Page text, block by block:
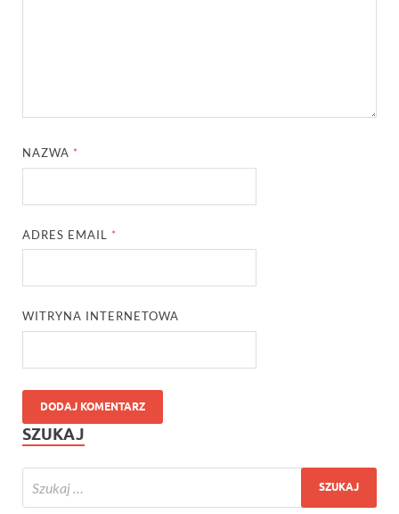
NAZWA *
ADRES EMAIL *
WITRYNA INTERNETOWA
SZUKAJ